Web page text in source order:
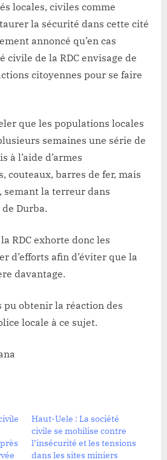
locales, civiles comme
la sécurité dans cette cité
annoncé qu’en cas
civile de la RDC envisage de
citoyennes pour se faire
que les populations locales
semaines une série de
à l’aide d’armes
couteaux, barres de fer, mais
semant la terreur dans
Durba.
RDC exhorte donc les
d’efforts afin d’éviter que la
davantage.
pu obtenir la réaction des
locale à ce sujet.
Haut-Uele : La société
civile se mobilise contre
l’insécurité et les tensions
dans les sites miniers